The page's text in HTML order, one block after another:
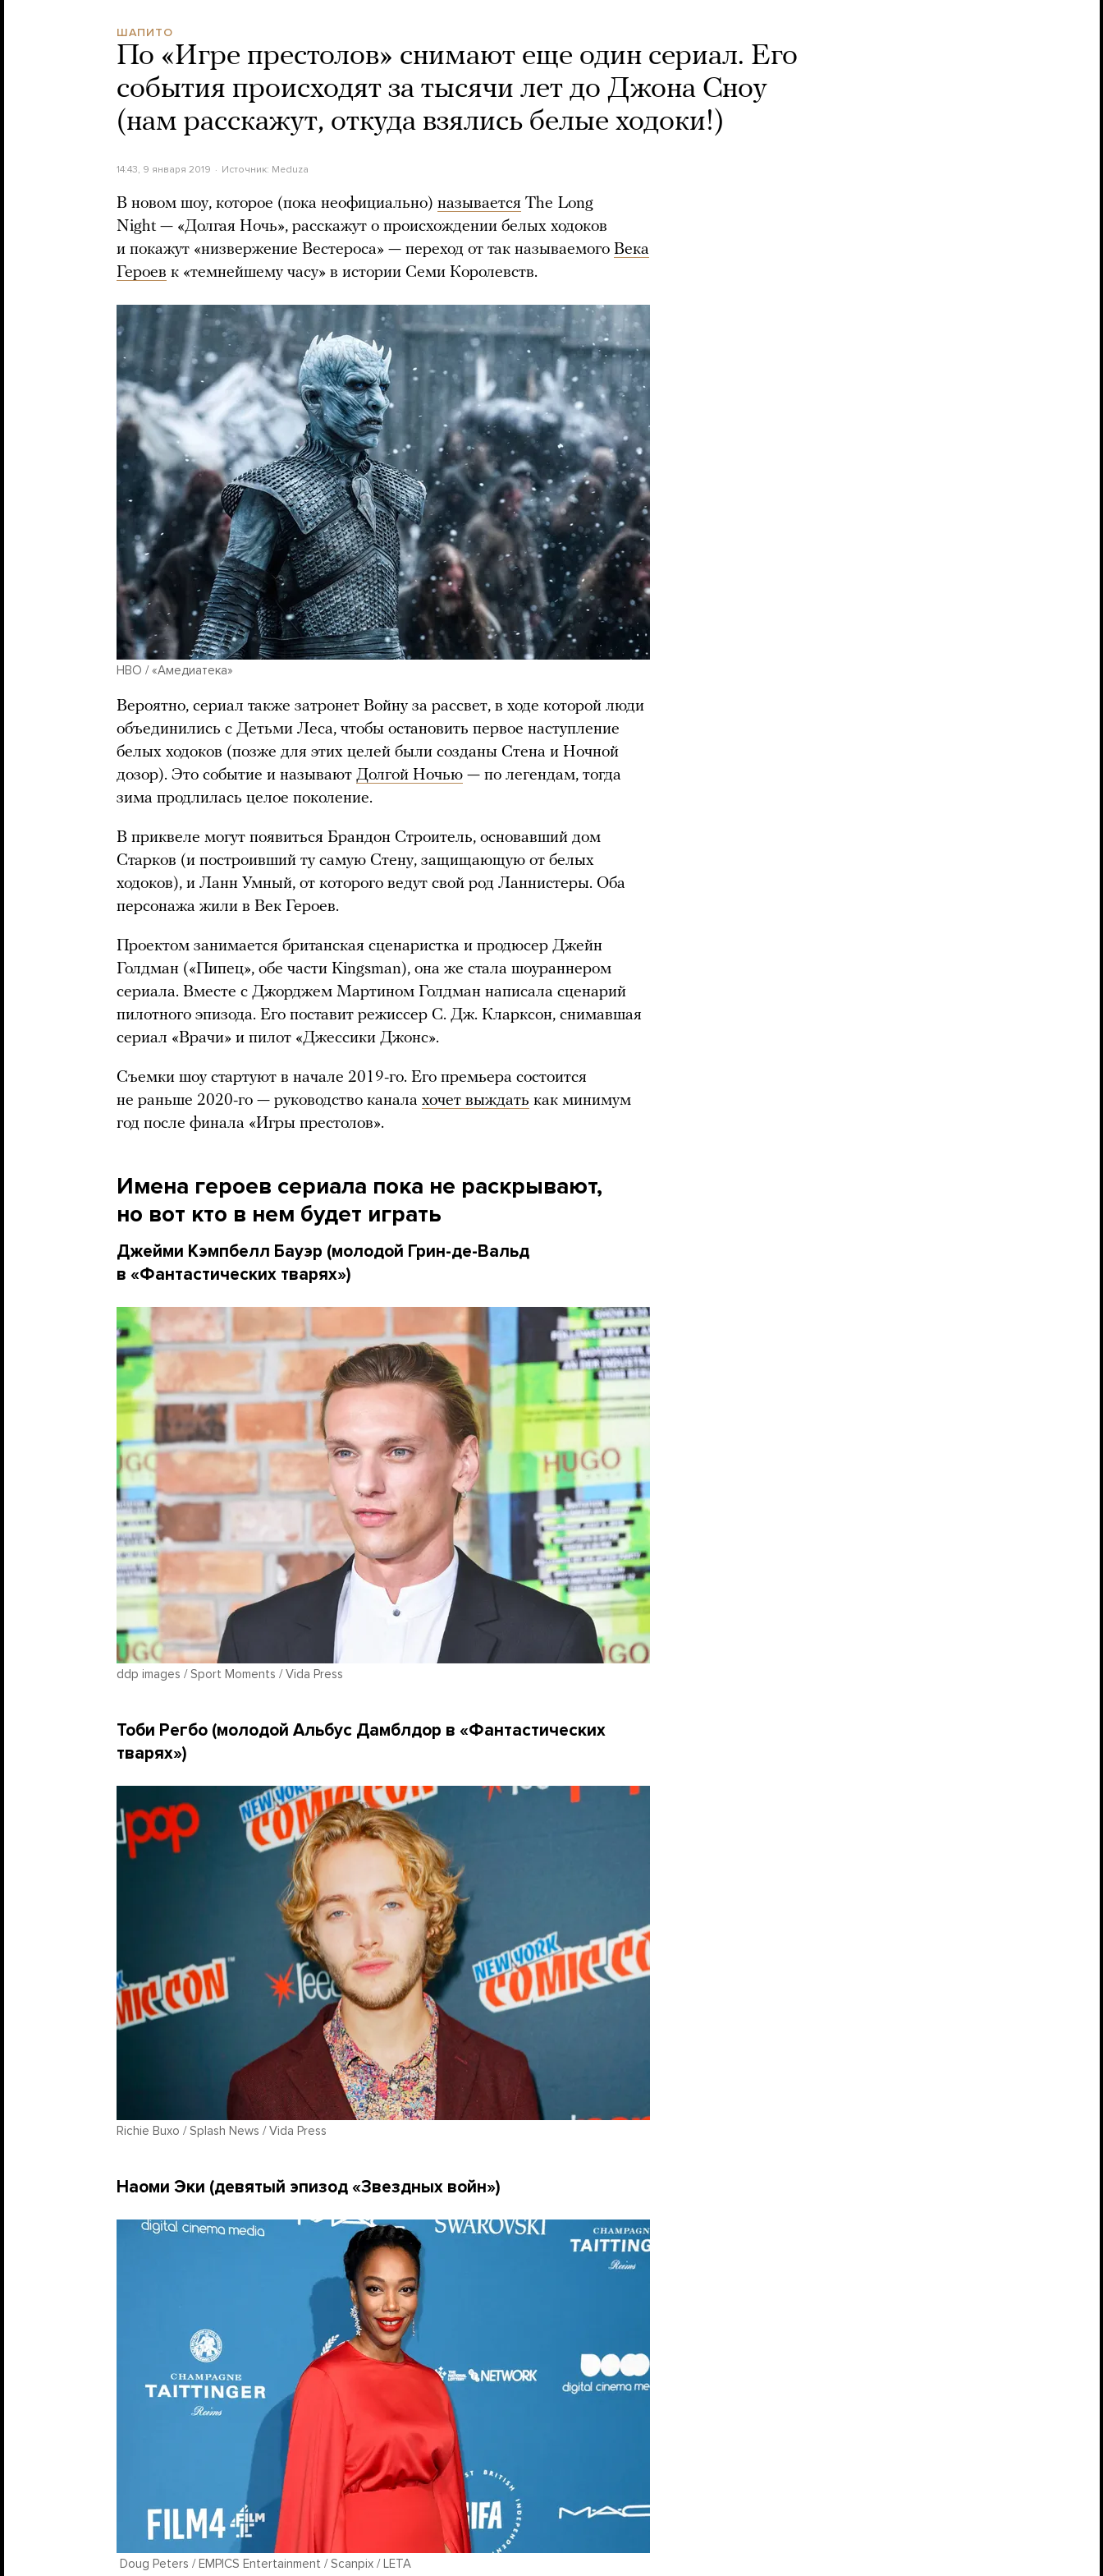
ШАПИТО
По «Игре престолов» снимают еще один сериал. Его
события происходят за тысячи лет до Джона Сноу
(нам расскажут, откуда взялись белые ходоки!)
14:43, 9 января 2019 Источник: Meduza
В новом шоу, которое (пока неофициально) называется The Long
Night — «Долгая Ночь», расскажут о происхождении белых ходоков
и покажут «низвержение Вестероса» — переход от так называемого Века
Героев к «темнейшему часу» в истории Семи Королевств.
HBO / «Амедиатека»
Вероятно, сериал также затронет Войну за рассвет, в ходе которой люди
объединились с Детьми Леса, чтобы остановить первое наступление
белых ходоков (позже для этих целей были созданы Стена и Ночной
дозор). Это событие и называют Долгой Ночью — по легендам, тогда
зима продлилась целое поколение.
В приквеле могут появиться Брандон Строитель, основавший дом
Старков (и построивший ту самую Стену, защищающую от белых
ходоков), и Ланн Умный, от которого ведут свой род Ланнистеры. Оба
персонажа жили в Век Героев.
Проектом занимается британская сценаристка и продюсер Джейн
Голдман («Пипец», обе части Kingsman), она же стала шоураннером
сериала. Вместе с Джорджем Мартином Голдман написала сценарий
пилотного эпизода. Его поставит режиссер С. Дж. Кларксон, снимавшая
сериал «Врачи» и пилот «Джессики Джонс».
Съемки шоу стартуют в начале 2019-го. Его премьера состоится
не раньше 2020-го — руководство канала хочет выждать как минимум
год после финала «Игры престолов».
Имена героев сериала пока не раскрывают,
но вот кто в нем будет играть
Джейми Кэмпбелл Бауэр (молодой Грин-де-Вальд
в «Фантастических тварях»)
ddp images / Sport Moments / Vida Press
Тоби Регбо (молодой Альбус Дамблдор в «Фантастических
тварях»)
Richie Buxo / Splash News / Vida Press
Наоми Эки (девятый эпизод «Звездных войн»)
Doug Peters / EMPICS Entertainment / Scanpix / LETA